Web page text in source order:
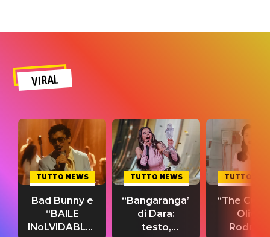
VIRAL
TUTTO NEWS
Bad Bunny e
“BAILE
INoLVIDABLE”:
TUTTO NEWS
“Bangaranga”
di Dara:
testo,
TUTTO
“The
Olivia